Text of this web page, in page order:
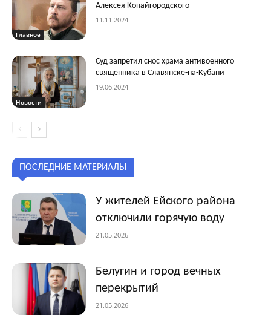
Главное
Алексея Копайгородского
11.11.2024
Новости
Суд запретил снос храма антивоенного
священника в Славянске-на-Кубани
19.06.2024
ПОСЛЕДНИЕ МАТЕРИАЛЫ
У жителей Ейского района
отключили горячую воду
21.05.2026
Белугин и город вечных
перекрытий
21.05.2026